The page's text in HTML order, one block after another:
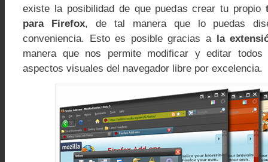
existe la posibilidad de que puedas crear tu propio
para Firefox, de tal manera que lo puedas
conveniencia. Esto es posible gracias a la
manera que nos permite modificar y editar
aspectos visuales del navegador libre por excelencia.